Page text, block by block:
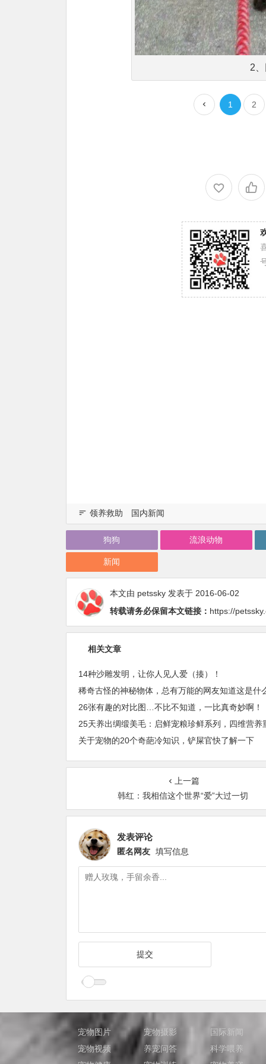
2
1 2
领养救助 国内新闻
狗狗 流浪动物
新闻
本文由 petssky 发表于 2016-06-02
转载请务必保留本文链接： https://
相关文章
14种沙雕发明，让你人见人爱（揍）！
稀奇古怪的神秘物体，总有万能的网友知道这是什
26张有趣的对比图…不比不知道，一比真奇妙啊！
关于宠物的20个奇葩冷知识，铲屎官快了解一下
上一篇
韩红：我相信这个世界“爱”大过一切
发表评论
匿名网友 填写信息
宠物图片 宠物摄影
国际新闻
宠物视频
养宠问答
科学喂养